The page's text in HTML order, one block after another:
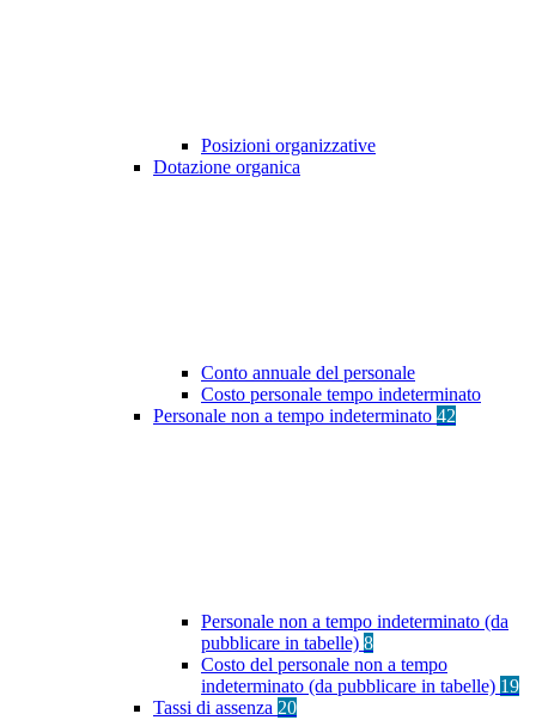
Posizioni organizzative
Dotazione organica
Conto annuale del personale
Costo personale tempo indeterminato
Personale non a tempo indeterminato 42
Personale non a tempo indeterminato (da
pubblicare in tabelle) 8
Costo del personale non a tempo
indeterminato (da pubblicare in tabelle) 19
Tassi di assenza 20